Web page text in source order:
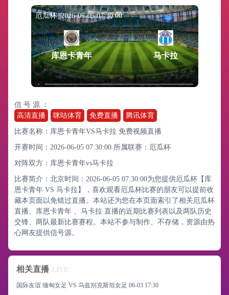
厄瓜杯 2026-06-05 07:30:00
库恩卡青年 马卡拉
信 号 源 ：
高清直播
咪咕体育 免费直播 腾讯体育
比赛名称：库恩卡青年VS马卡拉 免费视频直播
开赛时间：2026-06-05 07:30:00 所属联赛： 厄瓜杯
对阵双方：库恩卡青年vs马卡拉
比赛简介：北京时间：2026-06-05 07:30:00为您提供厄瓜杯【库
恩卡青年 VS 马卡拉】，喜欢观看厄瓜杯比赛的朋友可以提前收
藏本页面以免错过直播。本站还为您在本页面索引了相关厄瓜杯
直播、库恩卡青年 、马卡拉 直播的近期比赛列表以及两队历史
交锋、两队最新比赛赛程。本站不参与制作、不存储，资源由热
心网友提供信号源。
相关直播 LIVE
国际友谊 缅甸女足 VS 乌兹别克斯坦女足 06-03 17:30